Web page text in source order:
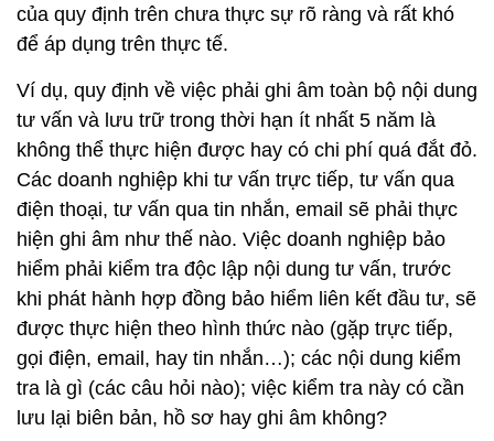
của quy định trên chưa thực sự rõ ràng và rất khó
để áp dụng trên thực tế.
Ví dụ, quy định về việc phải ghi âm toàn bộ nội dung
tư vấn và lưu trữ trong thời hạn ít nhất 5 năm là
không thể thực hiện được hay có chi phí quá đắt đỏ.
Các doanh nghiệp khi tư vấn trực tiếp, tư vấn qua
điện thoại, tư vấn qua tin nhắn, email sẽ phải thực
hiện ghi âm như thế nào. Việc doanh nghiệp bảo
hiểm phải kiểm tra độc lập nội dung tư vấn, trước
khi phát hành hợp đồng bảo hiểm liên kết đầu tư, sẽ
được thực hiện theo hình thức nào (gặp trực tiếp,
gọi điện, email, hay tin nhắn…); các nội dung kiểm
tra là gì (các câu hỏi nào); việc kiểm tra này có cần
lưu lại biên bản, hồ sơ hay ghi âm không?